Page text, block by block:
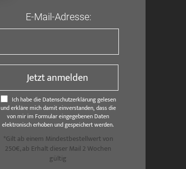
E-Mail-Adresse:
Jetzt anmelden
Ich habe die Datenschutzerklärung gelesen
und erkläre mich damit einverstanden, dass die
von mir im Formular eingegebenen Daten
elektronisch erhoben und gespeichert werden.
*Gilt ab einem Mindestbestellwert von
250€, ab Erhalt dieser Mail 2 Wochen
gültig